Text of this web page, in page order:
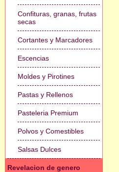
Confituras, granas, frutas
secas
Cortantes y Marcadores
Escencias
Moldes y Pirotines
Pastas y Rellenos
Pasteleria Premium
Polvos y Comestibles
Salsas Dulces
Revelacion de genero